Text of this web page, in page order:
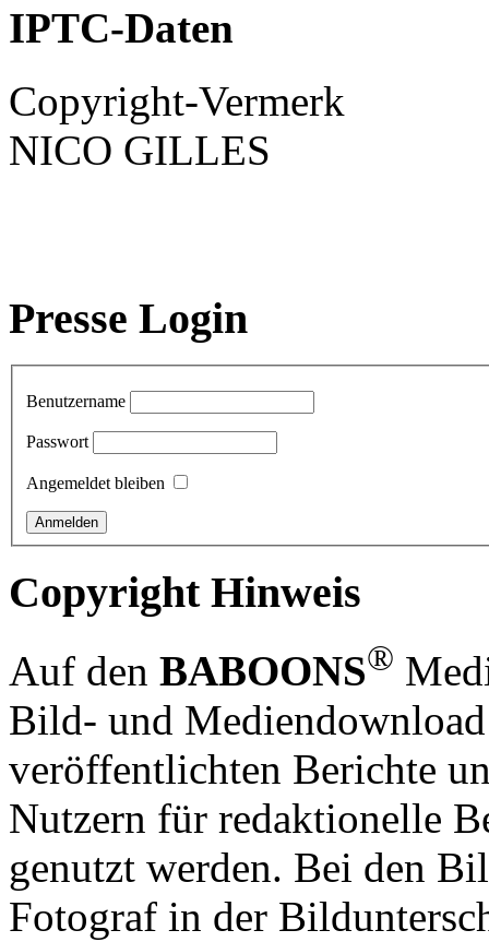
IPTC-Daten
Copyright-Vermerk
NICO GILLES
Presse Login
Benutzername
Passwort
Angemeldet bleiben
Copyright Hinweis
Auf den BABOONS®
Bild- und
veröffentlichten Berichte
Nutzern für redaktionelle
genutzt werden. Bei den
Fotograf in der